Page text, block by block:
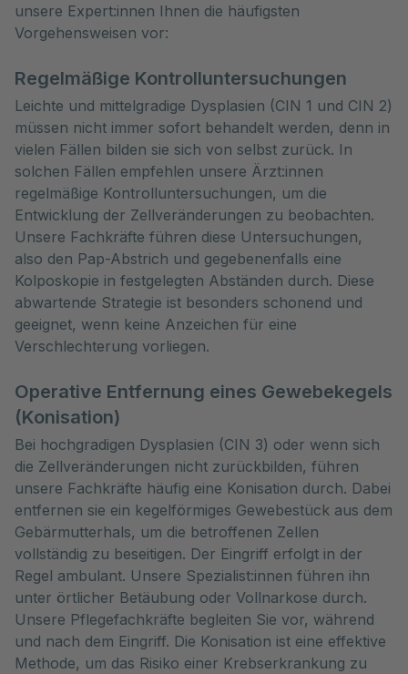
unsere Expert:innen Ihnen die häufigsten
Vorgehensweisen vor:
Regelmäßige Kontrolluntersuchungen
Leichte und mittelgradige Dysplasien (CIN 1 und CIN 2)
müssen nicht immer sofort behandelt werden, denn in
vielen Fällen bilden sie sich von selbst zurück. In
solchen Fällen empfehlen unsere Ärzt:innen
regelmäßige Kontrolluntersuchungen, um die
Entwicklung der Zellveränderungen zu beobachten.
Unsere Fachkräfte führen diese Untersuchungen,
also den Pap-Abstrich und gegebenenfalls eine
Kolposkopie in festgelegten Abständen durch. Diese
abwartende Strategie ist besonders schonend und
geeignet, wenn keine Anzeichen für eine
Verschlechterung vorliegen.
Operative Entfernung eines Gewebekegels
(Konisation)
Bei hochgradigen Dysplasien (CIN 3) oder wenn sich
die Zellveränderungen nicht zurückbilden, führen
unsere Fachkräfte häufig eine Konisation durch. Dabei
entfernen sie ein kegelförmiges Gewebestück aus dem
Gebärmutterhals, um die betroffenen Zellen
vollständig zu beseitigen. Der Eingriff erfolgt in der
Regel ambulant. Unsere Spezialist:innen führen ihn
unter örtlicher Betäubung oder Vollnarkose durch.
Unsere Pflegefachkräfte begleiten Sie vor, während
und nach dem Eingriff. Die Konisation ist eine effektive
Methode, um das Risiko einer Krebserkrankung zu